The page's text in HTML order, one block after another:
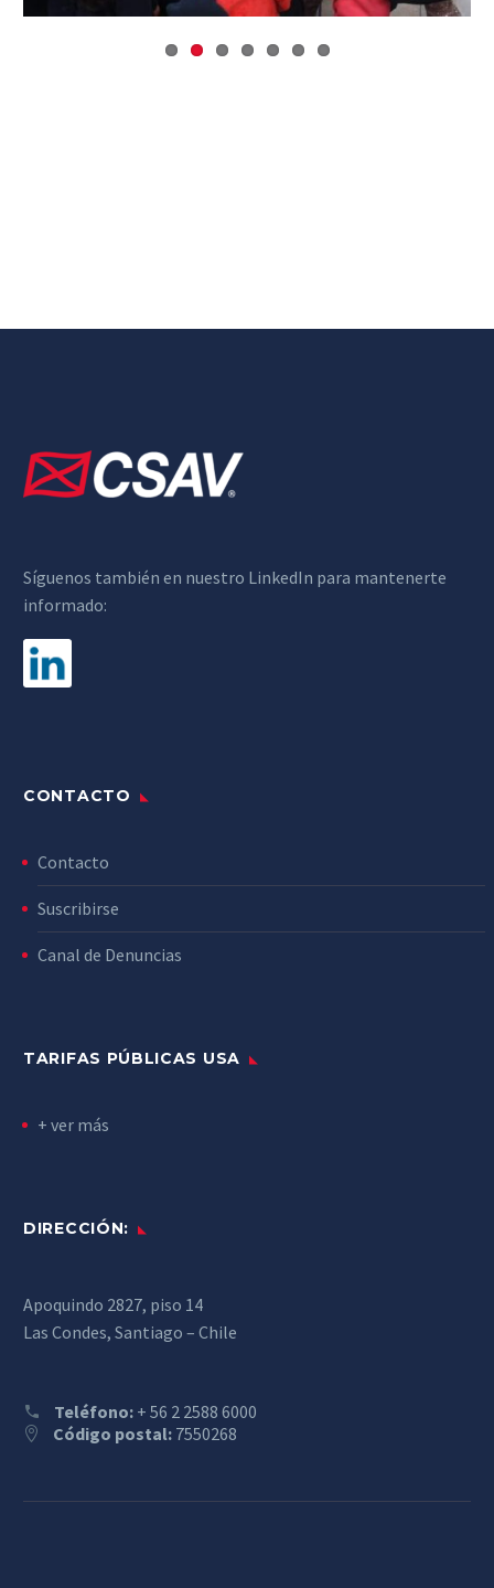
Síguenos también en nuestro LinkedIn para mantenerte
informado:
CONTACTO
Contacto
Suscribirse
Canal de Denuncias
TARIFAS PÚBLICAS USA
+ ver más
DIRECCIÓN:
Apoquindo 2827, piso 14
Las Condes, Santiago – Chile
Teléfono: + 56 2 2588 6000
Código postal: 7550268